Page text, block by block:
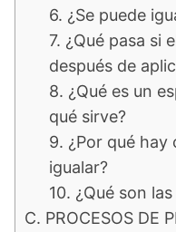
6. ¿Se puede
7. ¿Qué pasa si
después de
8. ¿Qué es un
qué sirve?
9. ¿Por qué hay
igualar?
10. ¿Qué son
C. PROCESOS DE